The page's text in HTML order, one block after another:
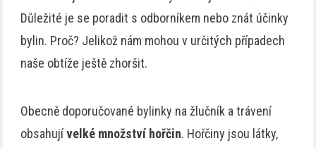
Důležité je se poradit s odborníkem nebo znát účinky
bylin. Proč? Jelikož nám mohou v určitých případech
naše obtíže ještě zhoršit.
Obecně doporučované bylinky na žlučník a trávení
obsahujívelké množství hořčin. Hořčiny jsou látky,